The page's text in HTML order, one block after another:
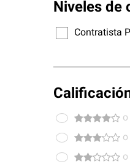
Niveles de
Contratista